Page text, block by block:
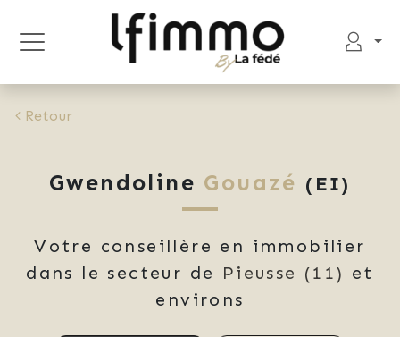
Retour
Gwendoline Gouazé (EI)
Votre conseillère en immobilier
dans le secteur de Pieusse (11) et
environs